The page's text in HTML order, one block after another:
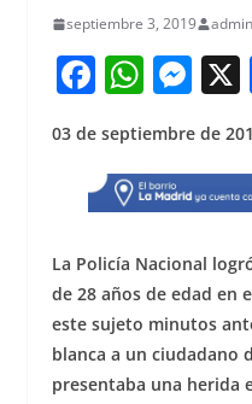
septiembre 3, 2019 admin
F
c
e
b
o
o
k
W
at
s
A
p
p
M
e
ss
e
n
g
er
03 de septiembre de
La Policía Nacional
de 28 años de edad en
este sujeto minutos
blanca a un ciudadano
presentaba una herida